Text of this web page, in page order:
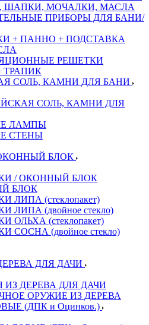
ШАПКИ, МОЧАЛКИ, МАСЛА
ПРИБОРЫ ДЛЯ БАНИ/
+ ПАННО + ПОДСТАВКА
РЕШЕТКИ
ТРАПИК
СОЛЬ, КАМНИ ДЛЯ БАНИ
СОЛЬ, КАМНИ ДЛЯ
ЛАМПЫ
СТЕНЫ
БЛОК
/ ОКОННЫЙ БЛОК
БЛОК
ЛИПА (стеклопакет)
ЛИПА (двойное стекло)
ОЛЬХА (стеклопакет)
СОСНА (двойное стекло)
ДЛЯ ДАЧИ
ИЗ ДЕРЕВА ДЛЯ ДАЧИ
ОРУЖИЕ ИЗ ДЕРЕВА
(ДПК и Оцинков.)